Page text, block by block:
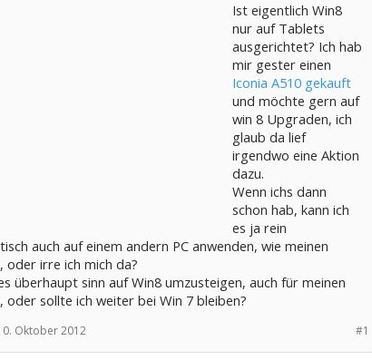
Ist eigentlich Win8
nur auf Tablets
ausgerichtet? Ich hab
mir gester einen
Iconia A510 gekauft
und möchte gern auf
win 8 Upgraden, ich
glaub da lief
irgendwo eine Aktion
dazu.
Wenn ichs dann
schon hab, kann ich
es ja rein
auch auf einem andern PC anwenden, wie meinen
oder irre ich mich da?
überhaupt sinn auf Win8 umzusteigen, auch für meinen
oder sollte ich weiter bei Win 7 bleiben?
#1
Oktober 2012